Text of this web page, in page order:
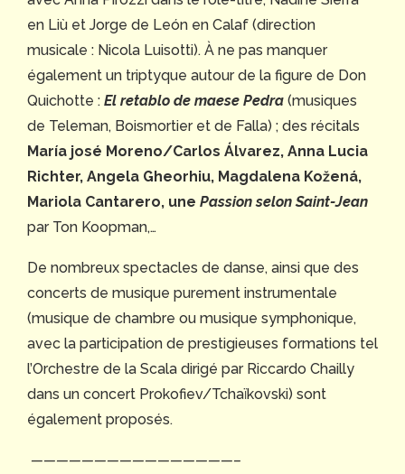
en Liù et Jorge de León en Calaf (direction
musicale : Nicola Luisotti). À ne pas manquer
également un triptyque autour de la figure de Don
Quichotte : El retablo de maese Pedra (musiques
de Teleman, Boismortier et de Falla) ; des récitals
María josé Moreno/Carlos Álvarez, Anna Lucia
Richter, Angela Gheorhiu, Magdalena Kožená,
Mariola Cantarero, une Passion selon Saint-Jean
par Ton Koopman,…
De nombreux spectacles de danse, ainsi que des
concerts de musique purement instrumentale
(musique de chambre ou musique symphonique,
avec la participation de prestigieuses formations tel
l’Orchestre de la Scala dirigé par Riccardo Chailly
dans un concert Prokofiev/Tchaïkovski) sont
également proposés.
————————————————–